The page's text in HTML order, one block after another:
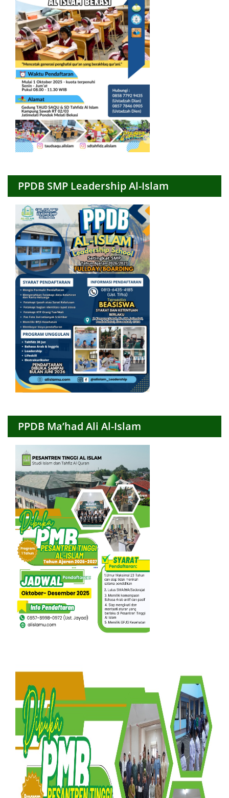
PPDB SMP Leadership Al-Islam
PPDB Ma’had Ali Al-Islam